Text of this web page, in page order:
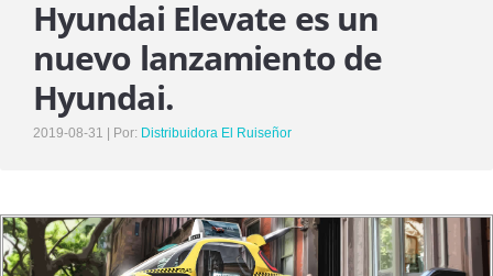
UNIDADES DE VENTA
DESTINO ENCOMIENDAS
ASISTENCIA EN RUTA
NOSOTROS
Hyundai Elevate es un
nuevo lanzamiento de
Hyundai.
2019-08-31 | Por: Distribuidora El Ruiseñor